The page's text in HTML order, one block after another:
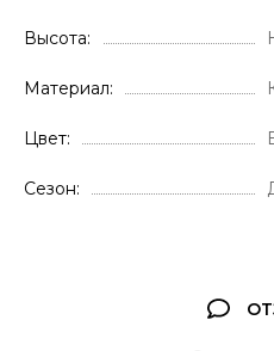
Высота
Материал
Цвет
Сезон